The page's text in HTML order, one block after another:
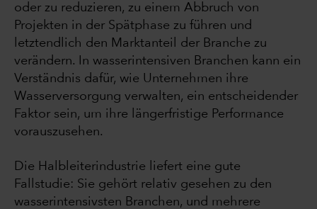
oder zu reduzieren, zu einem Abbruch von
Projekten in der Spätphase zu führen und
letztendlich den Marktanteil der Branche zu
verändern. In wasserintensiven Branchen kann ein
Verständnis dafür, wie Unternehmen ihre
Wasserversorgung verwalten, ein entscheidender
Faktor sein, um ihre längerfristige Performance
vorauszusehen.
Die Halbleiterindustrie liefert eine gute
Fallstudie: Sie gehört relativ gesehen zu den
wasserintensivsten Branchen, und mehrere